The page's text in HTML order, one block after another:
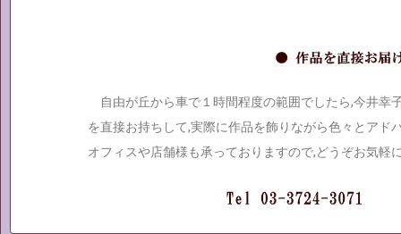
自由が丘から車で１時間程度の範囲でしたら,今井幸
を直接お持ちして,実際に作品を飾りながら色々とアド
オフィスや店舗様も承っておりますので,どうぞお気軽